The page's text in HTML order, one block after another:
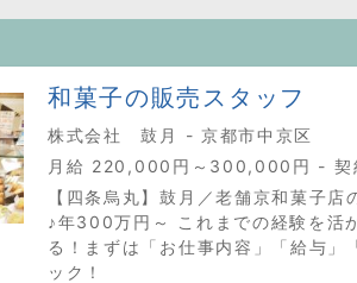
和菓子の販売スタッフ
株式会社 鼓月 - 京都市中京区
月給 220,000円～300,000円 - 契
【四条烏丸】鼓月／老舗京和菓子
♪年300万円～ これまでの経験を活
る！まずは「お仕事内容」「給与」
ック！